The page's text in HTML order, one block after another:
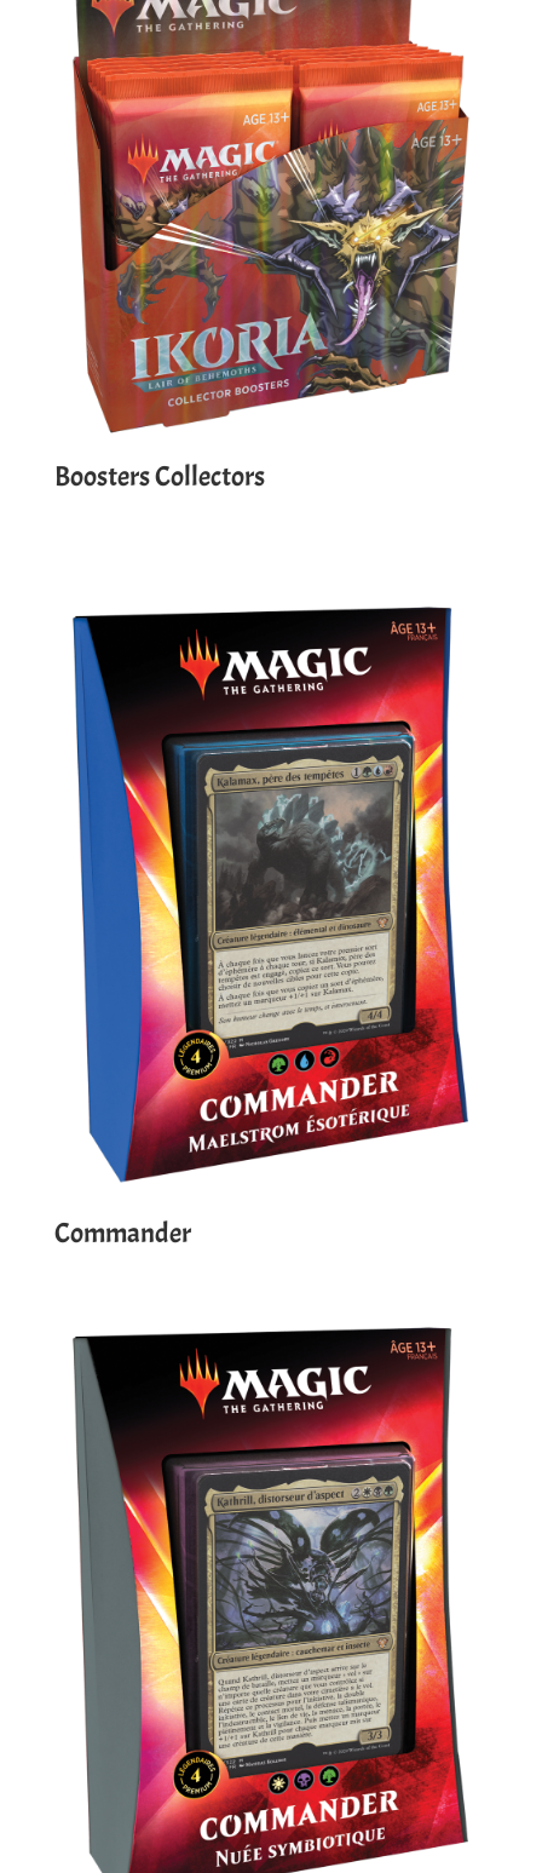
Boosters Collectors
Commander